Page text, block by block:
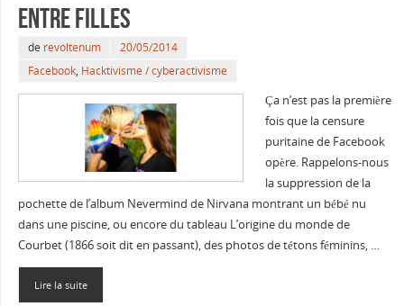
entre filles
de revoltenum
20/05/2014
Facebook, Hacktivisme / cyberactivisme
Ça n’est pas la première
fois que la censure
puritaine de Facebook
opère. Rappelons-nous
la suppression de la
pochette de l’album Nevermind de Nirvana montrant un bébé nu
dans une piscine, ou encore du tableau L’origine du monde de
Courbet (1866 soit dit en passant), des photos de tétons féminins, …
Lire la suite